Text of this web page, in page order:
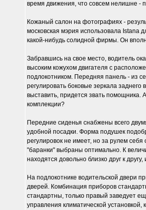
время движения, что совсем нелишне -
Кожаный салон на фотографиях -
московская мэрия использовала Istana
какой-нибудь солидной фирмы. Он
Забравшись на свое место, водитель
высоким кожухом двигателя с
подлокотником. Передняя панель - из
регулировать боковые зеркала
выставить, придется звать помощника.
комплекции?
Передние сиденья снабжены всего
удобной посадки. Форма подушек
регулировок не имеет, но за рулем
"баранки" выбраны оптимально. К
находятся довольно близко друг к
На подлокотнике водительской двери
дверей. Комбинация приборов
стандартны, только правый заведует
управления климатической